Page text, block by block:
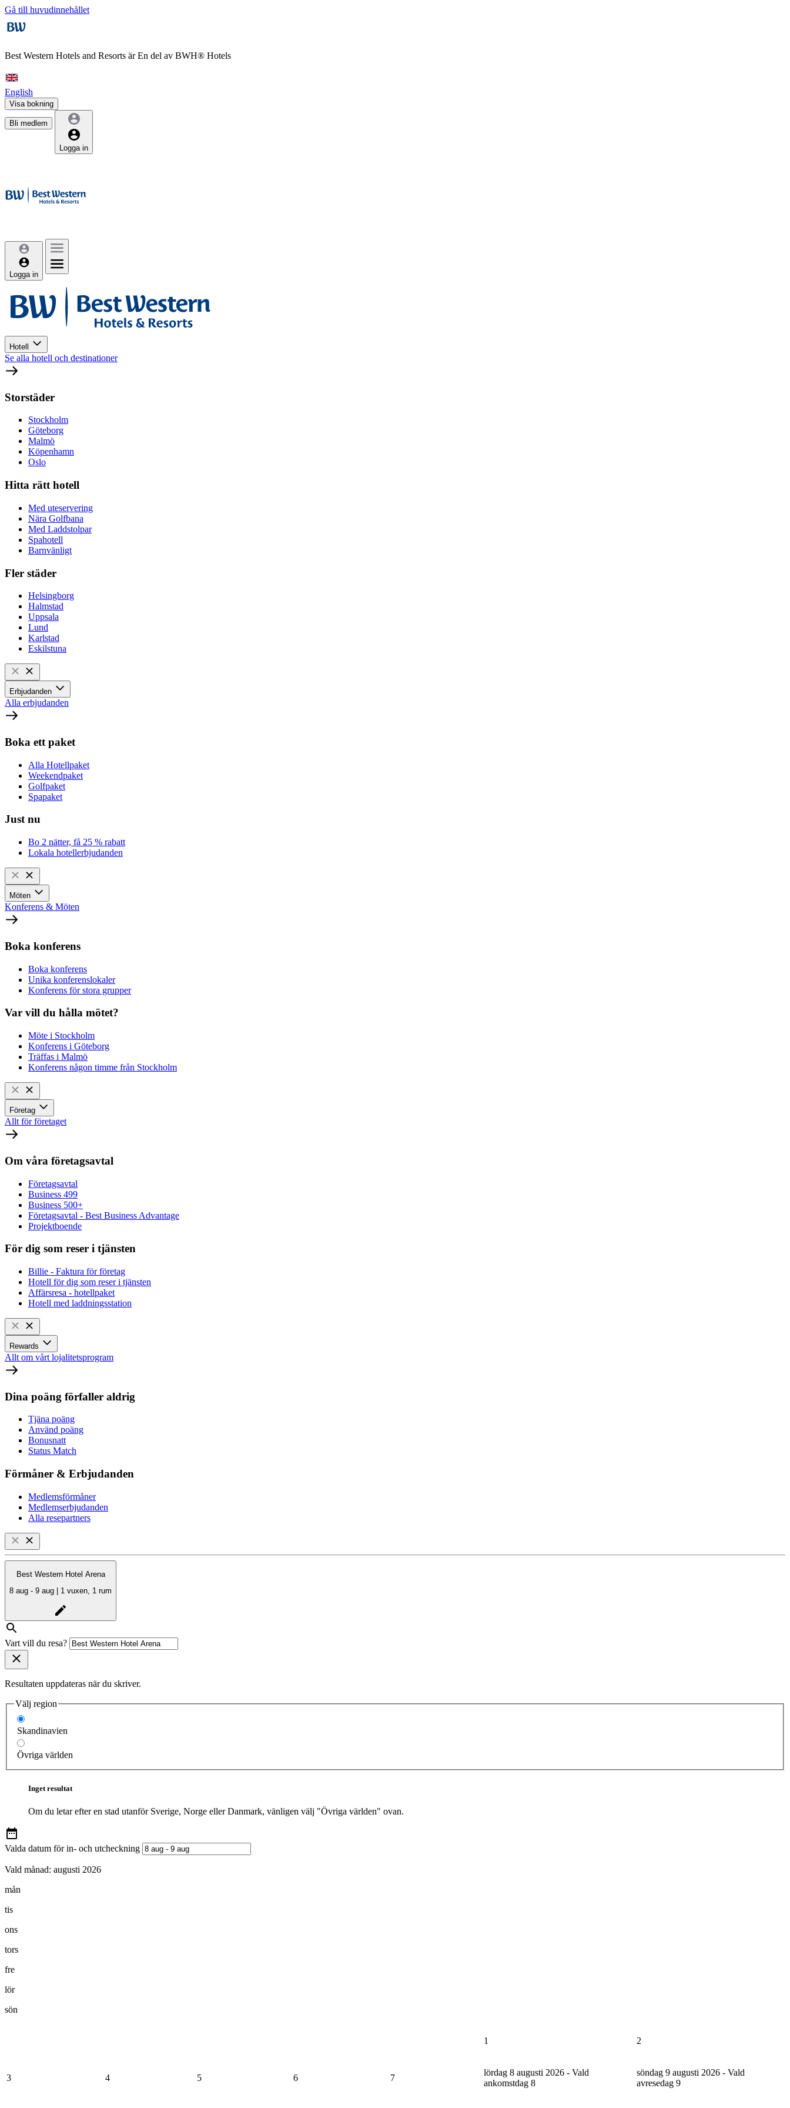
Gå till huvudinnehållet
Best Western Hotels and Resorts ärEn del av BWH® Hotels
English
Visa bokning
Bli medlem
Logga in
Logga in
Hotell
Se alla hotell och destinationer
Storstäder
Stockholm
Göteborg
Malmö
Köpenhamn
Oslo
Hitta rätt hotell
Med uteservering
Nära Golfbana
Med Laddstolpar
Spahotell
Barnvänligt
Fler städer
Helsingborg
Halmstad
Uppsala
Lund
Karlstad
Eskilstuna
Erbjudanden
Alla erbjudanden
Boka ett paket
Alla Hotellpaket
Weekendpaket
Golfpaket
Spapaket
Just nu
Bo 2 nätter, få 25 % rabatt
Lokala hotellerbjudanden
Möten
Konferens & Möten
Boka konferens
Boka konferens
Unika konferenslokaler
Konferens för stora grupper
Var vill du hålla mötet?
Möte i Stockholm
Konferens i Göteborg
Träffas i Malmö
Konferens någon timme från Stockholm
Företag
Allt för företaget
Om våra företagsavtal
Företagsavtal
Business 499
Business 500+
Företagsavtal - Best Business Advantage
Projektboende
För dig som reser i tjänsten
Billie - Faktura för företag
Hotell för dig som reser i tjänsten
Affärsresa - hotellpaket
Hotell med laddningsstation
Rewards
Allt om vårt lojalitetsprogram
Dina poäng förfaller aldrig
Tjäna poäng
Använd poäng
Bonusnatt
Status Match
Förmåner & Erbjudanden
Medlemsförmåner
Medlemserbjudanden
Alla resepartners
Best Western Hotel Arena
8 aug - 9 aug | 1 vuxen, 1 rum
Vart vill du resa?
Resultaten uppdateras när du skriver.
Välj region
Skandinavien
Övriga världen
Inget resultat
Om du letar efter en stad utanför Sverige, Norge eller Danmark, vänligen välj "Övriga världen" ovan.
Valda datum för in- och utcheckning
Vald månad: augusti 2026
mån
tis
ons
tors
fre
lör
sön
1 2
3 4 5 6 7
lördag 8 augusti 2026 - Vald
ankomstdag 8
söndag 9 augusti 2026 - Vald
avresedag 9